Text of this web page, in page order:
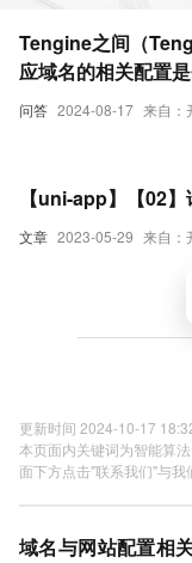
问答 2024-08-17 来自：
Tengine之间（
应域名的相关配置
文章 2023-05-29 来自：
【uni-app】【02
更新时间 2024-10-17
本页面内关键词为智能算
面下方点击"联系我们"与我
域名与网站配置相